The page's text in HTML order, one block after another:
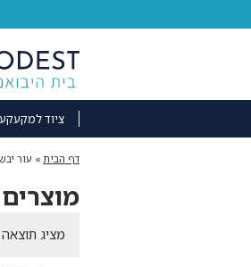
ציוד
דף הבית » עור
מציג